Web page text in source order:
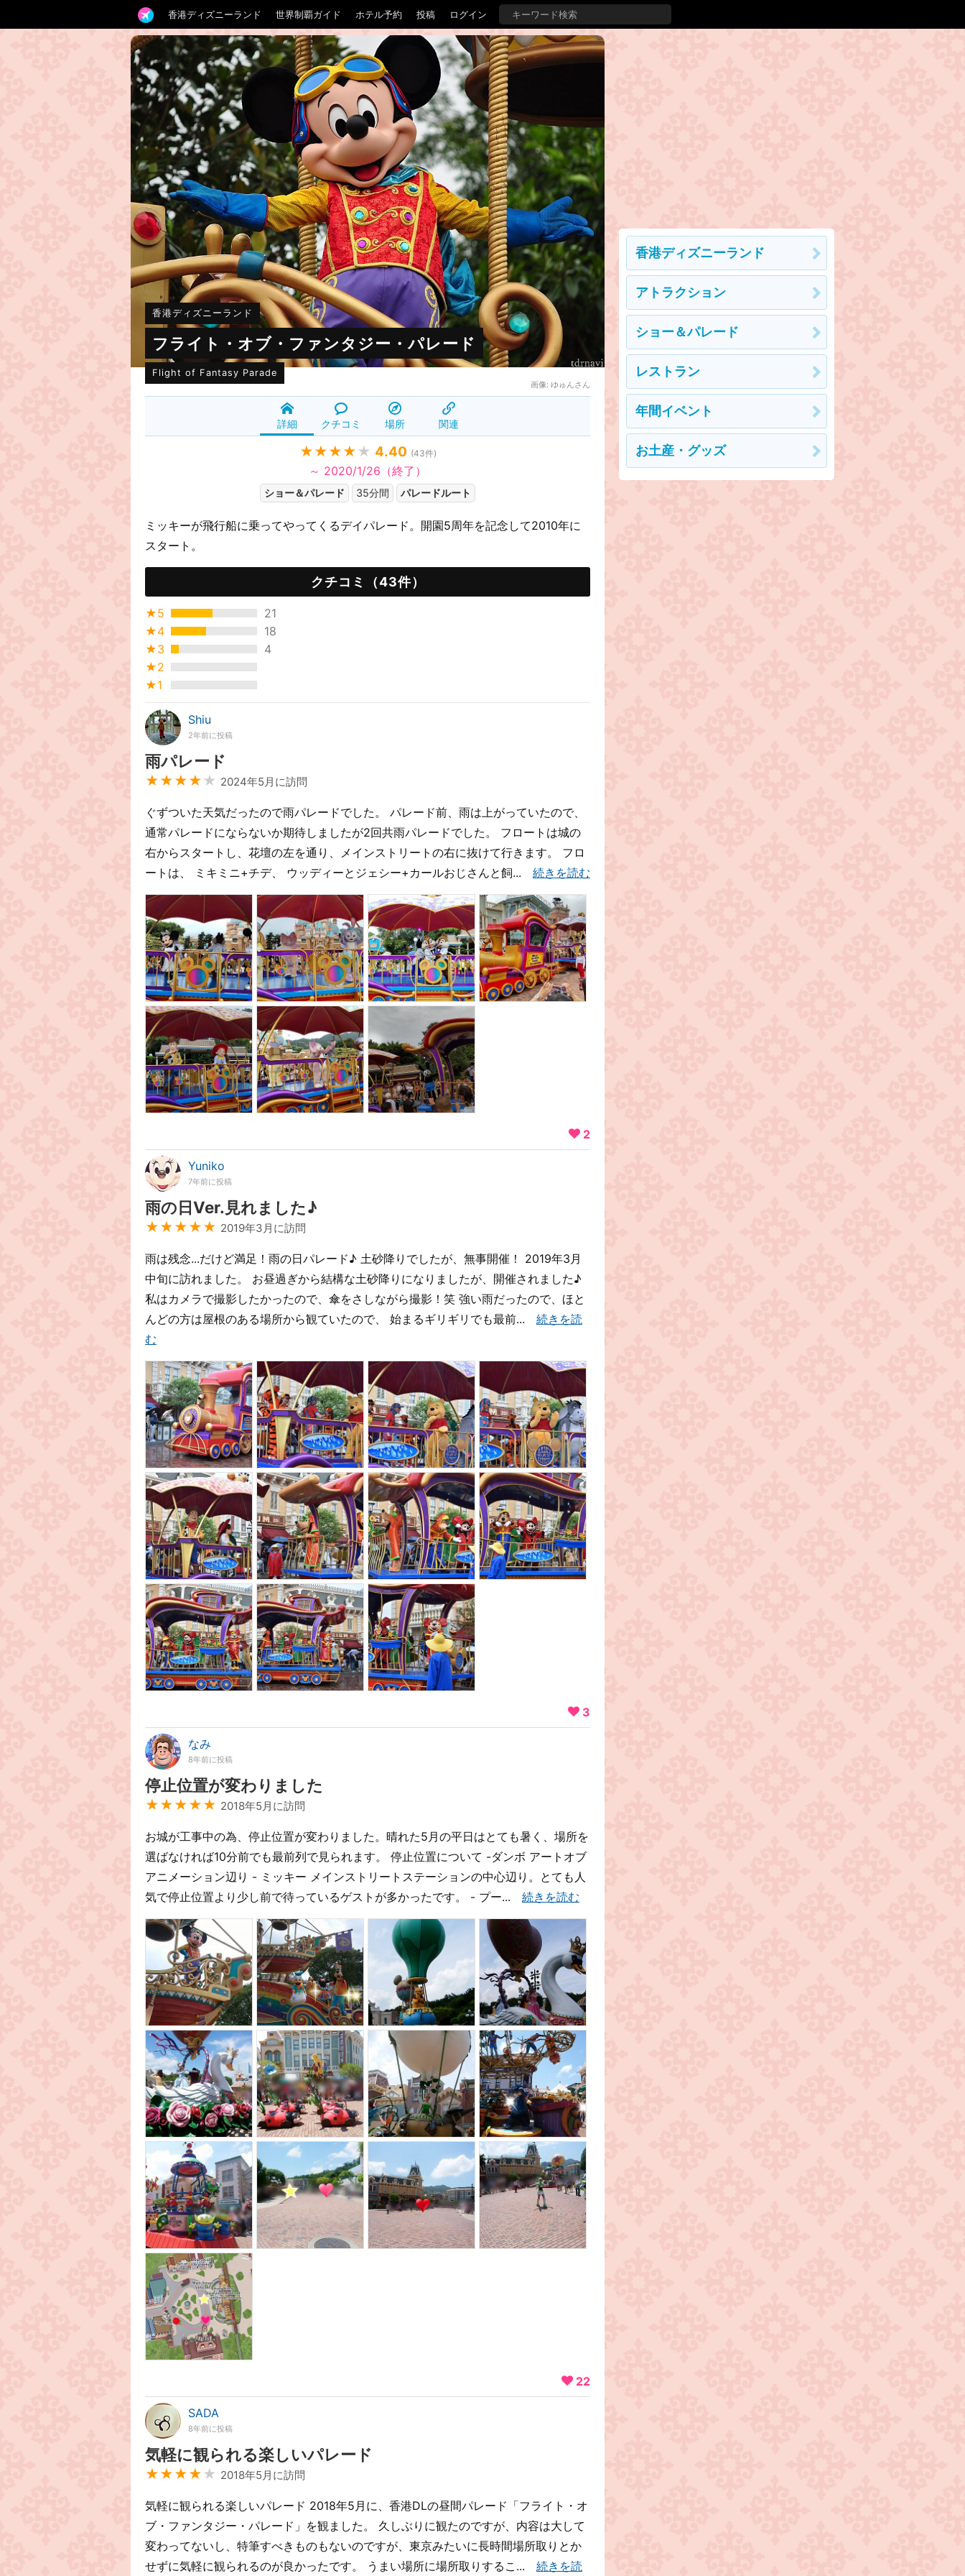
香港ディズニーランド 世界制覇ガイド ホテル予約 投稿 ログイン
香港ディズニーランド
フライト・オブ・ファンタジー・パレード
Flight of Fantasy Parade
画像: ゆゅんさん
詳細 クチコミ 場所 関連
★★★★ ★ 4.40 (43件)
～ 2020/1/26（終了）
ショー＆パレード 35分間 パレードルート
ミッキーが飛行船に乗ってやってくるデイパレード。開園5周年を記念して2010年に
スタート。
クチコミ（43件）
★5
21
★4
18
★3
4
★2
★1
Shiu
2年前に投稿
雨パレード
★★★★ ★ 2024年5月に訪問
ぐずついた天気だったので雨パレードでした。 パレード前、雨は上がっていたので、
通常パレードにならないか期待しましたが2回共雨パレードでした。 フロートは城の
右からスタートし、花壇の左を通り、メインストリートの右に抜けて行きます。 フロ
ートは、 ミキミニ+チデ、 ウッディーとジェシー+カールおじさんと飼... 続きを読む
2
Yuniko
7年前に投稿
雨の日Ver.見れました♪
★★★★★ 2019年3月に訪問
雨は残念...だけど満足！雨の日パレード♪ 土砂降りでしたが、無事開催！ 2019年3月
中旬に訪れました。 お昼過ぎから結構な土砂降りになりましたが、開催されました♪
私はカメラで撮影したかったので、傘をさしながら撮影！笑 強い雨だったので、ほと
んどの方は屋根のある場所から観ていたので、 始まるギリギリでも最前... 続きを読
む
3
なみ
8年前に投稿
停止位置が変わりました
★★★★★ 2018年5月に訪問
お城が工事中の為、停止位置が変わりました。晴れた5月の平日はとても暑く、場所を
選ばなければ10分前でも最前列で見られます。 停止位置について -ダンボ アートオブ
アニメーション辺り - ミッキー メインストリートステーションの中心辺り。とても人
気で停止位置より少し前で待っているゲストが多かったです。 - プー... 続きを読む
22
SADA
8年前に投稿
気軽に観られる楽しいパレード
★★★★ ★ 2018年5月に訪問
気軽に観られる楽しいパレード 2018年5月に、香港DLの昼間パレード「フライト・オ
ブ・ファンタジー・パレード」を観ました。 久しぶりに観たのですが、内容は大して
変わってないし、特筆すべきものもないのですが、東京みたいに長時間場所取りとか
せずに気軽に観られるのが良かったです。 うまい場所に場所取りするこ... 続きを読
香港ディズニーランド
アトラクション
ショー＆パレード
レストラン
年間イベント
お土産・グッズ